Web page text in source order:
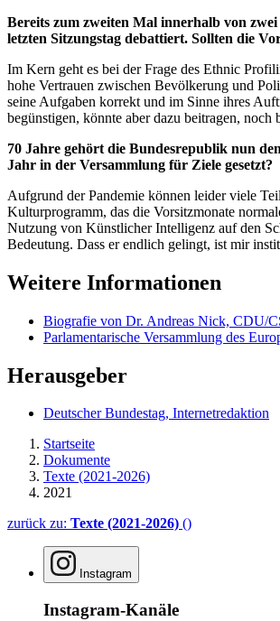
Bereits zum zweiten Mal innerhalb von
letzten Sitzungstag debattiert. Sollten die
Im Kern geht es bei der Frage des Ethnic
hohe Vertrauen zwischen Bevölkerung und
seine Aufgaben korrekt und im Sinne ihres
begünstigen, könnte aber dazu beitragen,
70 Jahre gehört die Bundesrepublik nun
Jahr in der Versammlung für Ziele gesetzt?
Aufgrund der Pandemie können leider viele
Kulturprogramm, das die Vorsitzmonate
Nutzung von Künstlicher Intelligenz auf den
Bedeutung. Dass er endlich gelingt, ist mir
Weitere Informationen
Biografie von Dr. Andreas Nick, CDU/
Parlamentarische Versammlung des
Herausgeber
Deutscher Bundestag, Internetredaktion
Startseite
Dokumente
Texte (2021-2026)
2021
zurück zu: Texte (2021-2026) ()
Instagram
Instagram-Kanäle